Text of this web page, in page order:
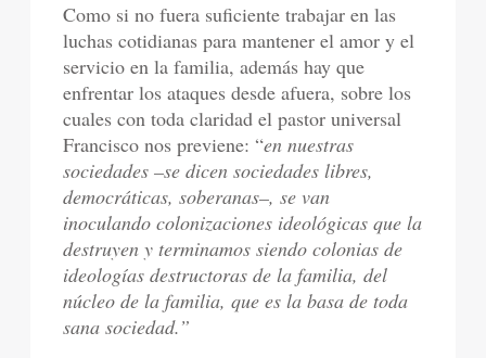
Como si no fuera suficiente trabajar en las
luchas cotidianas para mantener el amor y el
servicio en la familia, además hay que
enfrentar los ataques desde afuera, sobre los
cuales con toda claridad el pastor universal
Francisco nos previene: “en nuestras
sociedades –se dicen sociedades libres,
democráticas, soberanas–, se van
inoculando colonizaciones ideológicas que la
destruyen y terminamos siendo colonias de
ideologías destructoras de la familia, del
núcleo de la familia, que es la basa de toda
sana sociedad.”